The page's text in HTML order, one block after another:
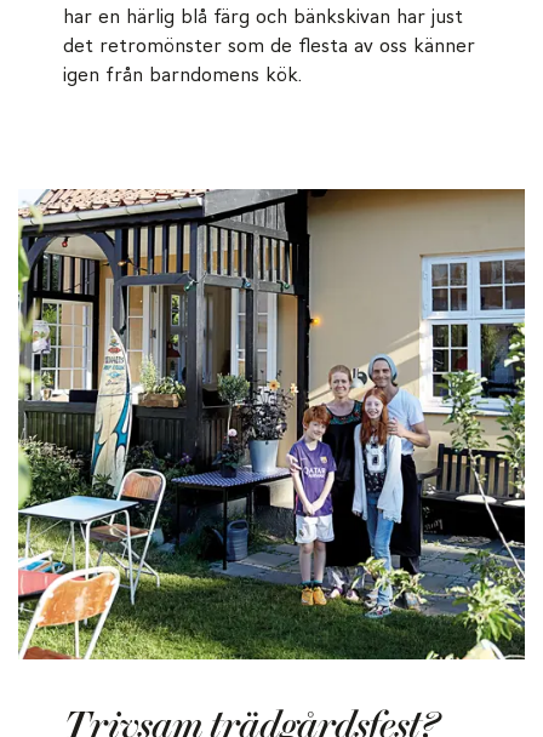
har en härlig blå färg och bänkskivan har just
det retromönster som de flesta av oss känner
igen från barndomens kök.
Trivsam trädgårdsfest?